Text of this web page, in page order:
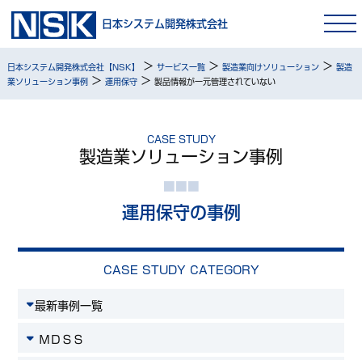
日本システム開発株式会社
日本システム開発株式会社【NSK】 > サービス一覧> 製造業向けソリューション> 製造
業ソリューション事例 > 運用保守> 製品情報が一元管理されていない
CASE STUDY
製造業ソリューション事例
運用保守の事例
CASE STUDY CATEGORY
最新事例一覧
ＭＤＳＳ